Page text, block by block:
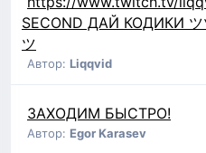
SECOND ДАЙ КОДИКИ ツ
ツ
Автор: Liqqvid
ЗАХОДИМ БЫСТРО!
Автор: Egor Karasev